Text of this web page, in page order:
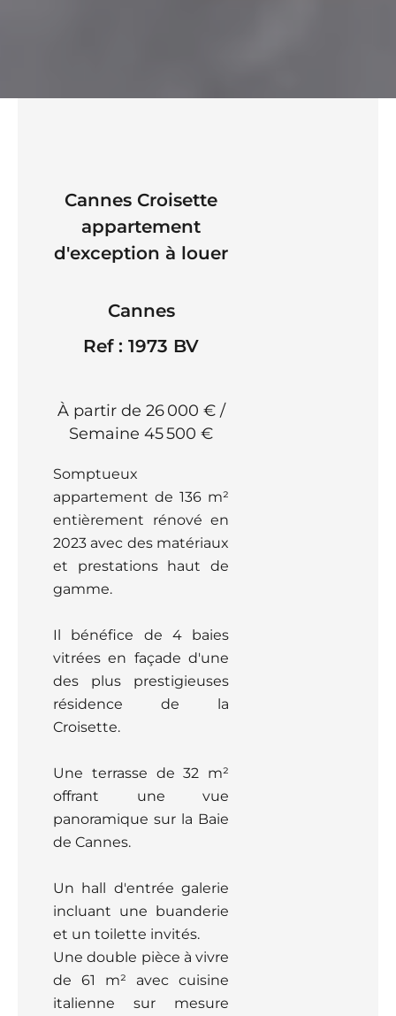
Cannes Croisette
appartement
d'exception à louer
Cannes
Ref : 1973 BV
À partir de 26 000 € /
Semaine45 500 €
Somptueux
appartement de 136 m²
entièrement rénové en
2023 avec des matériaux
et prestations haut de
gamme.
Il bénéfice de 4 baies
vitrées en façade d'une
des plus prestigieuses
résidence de la
Croisette.
Une terrasse de 32 m²
offrant une vue
panoramique sur la Baie
de Cannes.
Un hall d'entrée galerie
incluant une buanderie
et un toilette invités.
Une double pièce à vivre
de 61 m² avec cuisine
italienne sur mesure